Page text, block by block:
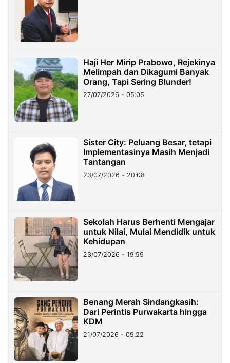
Haji Her Mirip Prabowo, Rejekinya
Melimpah dan Dikagumi Banyak
Orang, Tapi Sering Blunder!
27/07/2026 - 05:05
Sister City: Peluang Besar, tetapi
Implementasinya Masih Menjadi
Tantangan
23/07/2026 - 20:08
Sekolah Harus Berhenti Mengajar
untuk Nilai, Mulai Mendidik untuk
Kehidupan
23/07/2026 - 19:59
Benang Merah Sindangkasih:
Dari Perintis Purwakarta hingga
KDM
21/07/2026 - 09:22